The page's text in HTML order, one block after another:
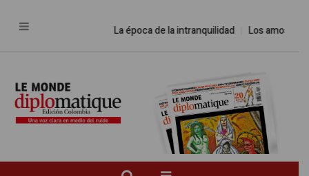
La época de la intranquilidad Los amos del